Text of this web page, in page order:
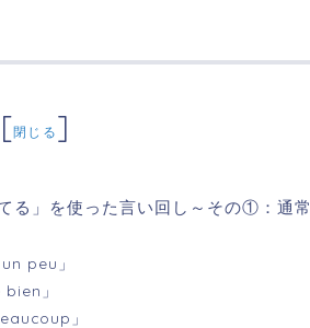
[閉じる ]
る」を使った言い回し～その①：通常
peu」
」
」